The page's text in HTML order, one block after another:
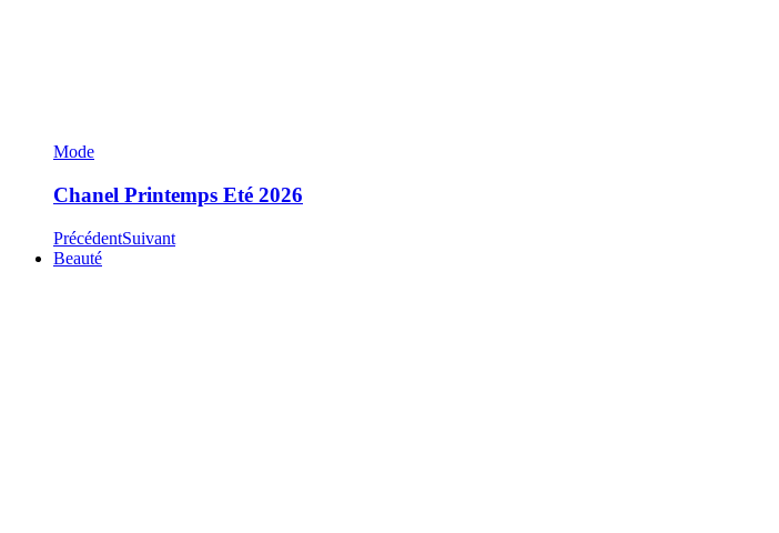
Mode
Chanel Printemps Eté 2026
PrécédentSuivant
Beauté